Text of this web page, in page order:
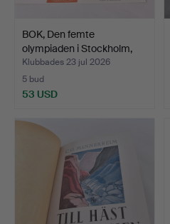
BOK, Den femte
olympiaden i Stockholm,
191…
Klubbades 23 jul 2026
5 bud
53 USD